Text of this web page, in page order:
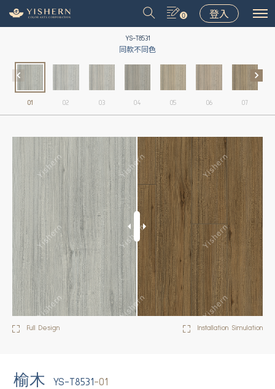
0 登入
YS-T8531
同款不同色
01 02 03 04 05 06 07
Full Design Installation Simulation
榆木 YS-T8531-01